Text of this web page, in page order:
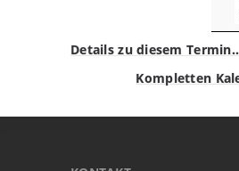
Details zu diesem
Kompletten